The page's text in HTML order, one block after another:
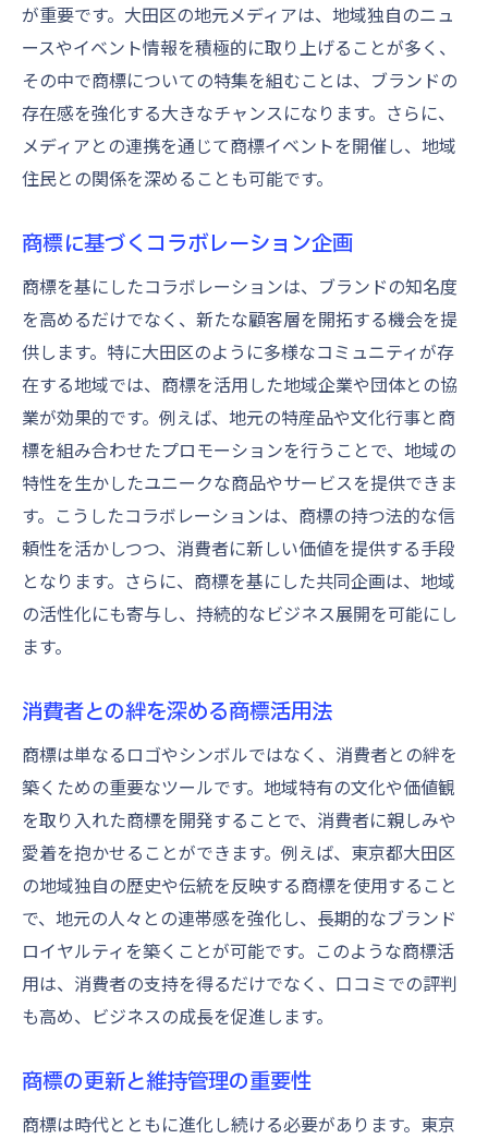
が重要です。大田区の地元メディアは、地域独自のニュ
ースやイベント情報を積極的に取り上げることが多く、
その中で商標についての特集を組むことは、ブランドの
存在感を強化する大きなチャンスになります。さらに、
メディアとの連携を通じて商標イベントを開催し、地域
住民との関係を深めることも可能です。
商標に基づくコラボレーション企画
商標を基にしたコラボレーションは、ブランドの知名度
を高めるだけでなく、新たな顧客層を開拓する機会を提
供します。特に大田区のように多様なコミュニティが存
在する地域では、商標を活用した地域企業や団体との協
業が効果的です。例えば、地元の特産品や文化行事と商
標を組み合わせたプロモーションを行うことで、地域の
特性を生かしたユニークな商品やサービスを提供できま
す。こうしたコラボレーションは、商標の持つ法的な信
頼性を活かしつつ、消費者に新しい価値を提供する手段
となります。さらに、商標を基にした共同企画は、地域
の活性化にも寄与し、持続的なビジネス展開を可能にし
ます。
消費者との絆を深める商標活用法
商標は単なるロゴやシンボルではなく、消費者との絆を
築くための重要なツールです。地域特有の文化や価値観
を取り入れた商標を開発することで、消費者に親しみや
愛着を抱かせることができます。例えば、東京都大田区
の地域独自の歴史や伝統を反映する商標を使用すること
で、地元の人々との連帯感を強化し、長期的なブランド
ロイヤルティを築くことが可能です。このような商標活
用は、消費者の支持を得るだけでなく、口コミでの評判
も高め、ビジネスの成長を促進します。
商標の更新と維持管理の重要性
商標は時代とともに進化し続ける必要があります。東京